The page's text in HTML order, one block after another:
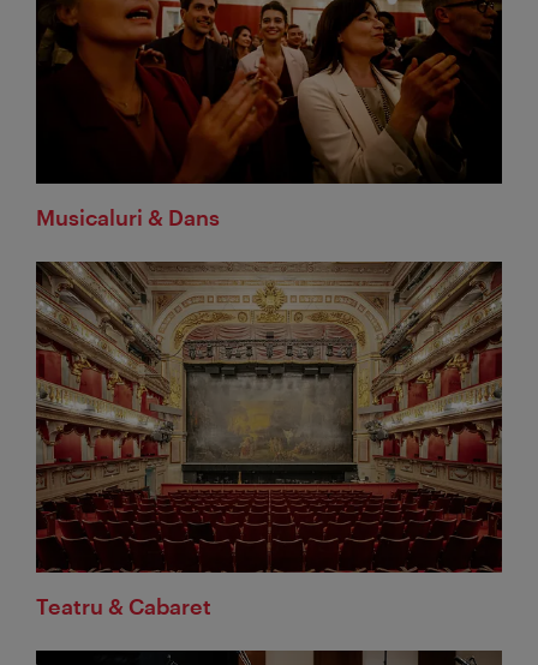
Musicaluri & Dans
Teatru & Cabaret